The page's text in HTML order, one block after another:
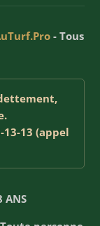
- Tous
13 (appel
ANS